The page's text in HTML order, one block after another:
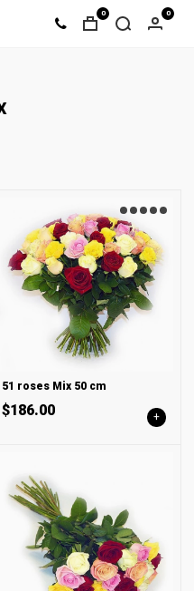
0 0
51 roses Mix 50 cm
$186.00 +